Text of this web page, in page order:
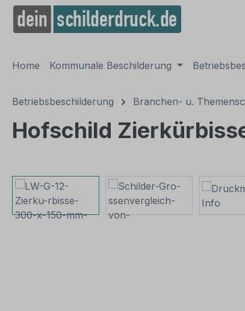
Zur Hauptnavigation springen
Home Kommunale Beschilderung
Betriebsbeschilderung Branchen- u.
Hofschild
Bildergalerie überspringen